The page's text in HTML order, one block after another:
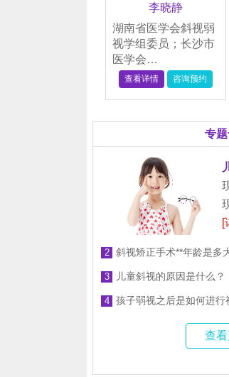
李晓静
湖南省医学会斜视弱
视学组委员；长沙市
医学会…
查看详情 咨询预约
专
[
2 斜视矫正手术**年龄是多
3 儿童斜视的原因是什么？
4 孩子弱视之后是如何进行
查